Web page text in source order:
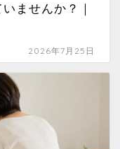
ませんか？｜
2026年7月25日